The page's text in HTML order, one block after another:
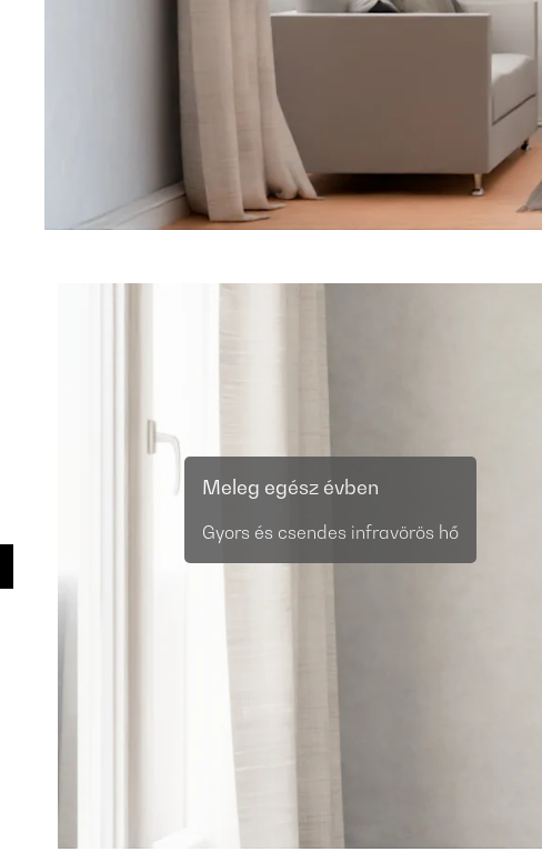
Meleg egész évben
Gyors és csendes infravörös hő